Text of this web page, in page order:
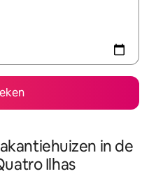
in de
Ilhas